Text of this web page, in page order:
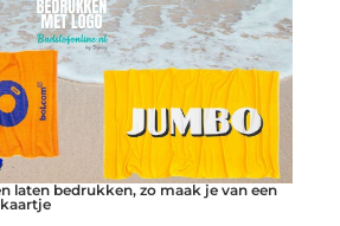
laten bedrukken, zo maak je van een